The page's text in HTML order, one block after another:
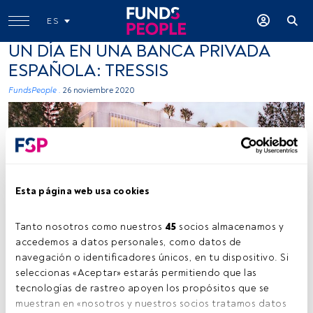
Esta página web usa cookies
Tanto nosotros como nuestros 45 socios almacenamos y
accedemos a datos personales, como datos de
navegación o identificadores únicos, en tu dispositivo. Si
seleccionas «Aceptar» estarás permitiendo que las
tecnologías de rastreo apoyen los propósitos que se
muestran en «nosotros y nuestros socios tratamos datos
ES
UN DÍA EN UNA BANCA PRIVADA
ESPAÑOLA: TRESSIS
FundsPeople . 26 noviembre 2020
Tiempo lectura: 9 s.
n Insights Banca Privada te enseñamos cómo es